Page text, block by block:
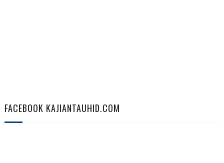
FACEBOOK KAJIANTAUHID.COM